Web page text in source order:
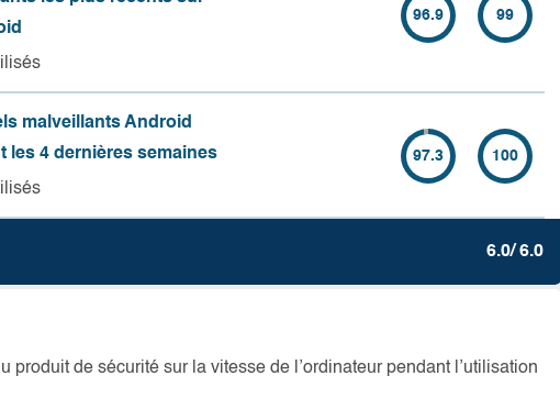
96.9 99
malveillants Android
les 4 dernières semaines
97.3 100
6.0/ 6.0
produit de sécurité sur la vitesse de l’ordinateur pendant l’utilisation